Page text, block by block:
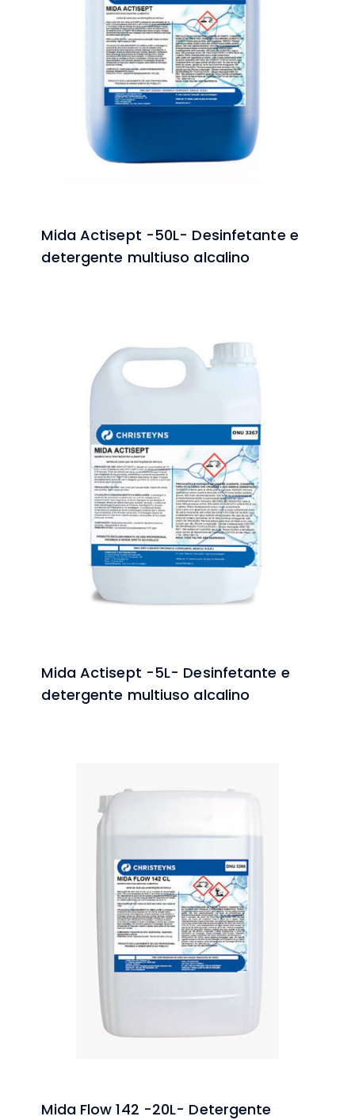
Mida Actisept -50L- Desinfetante e
detergente multiuso alcalino
Mida Actisept -5L- Desinfetante e
detergente multiuso alcalino
Mida Flow 142 -20L- Detergente